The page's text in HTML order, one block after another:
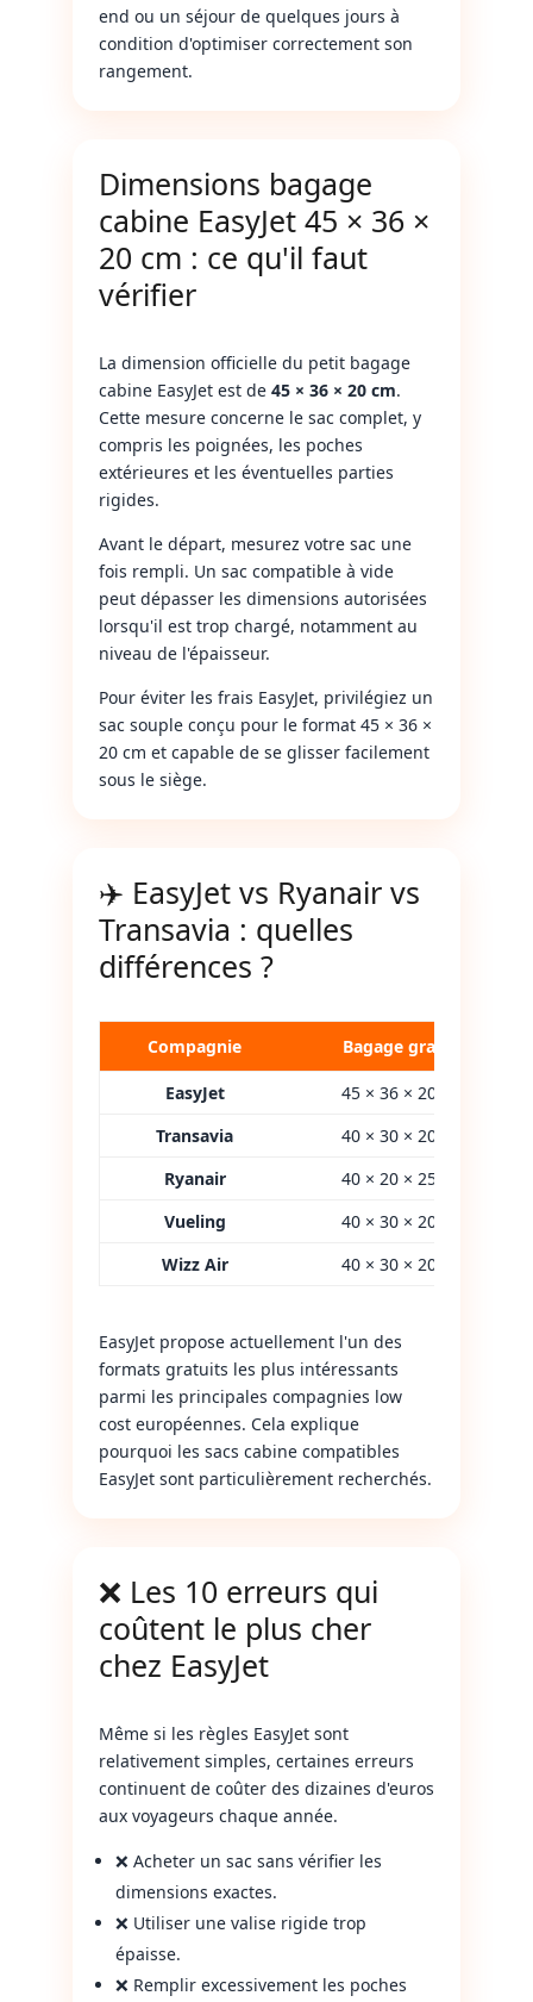
end ou un séjour de quelques jours à
condition d'optimiser correctement son
rangement.
Dimensions bagage
cabine EasyJet 45 × 36 ×
20 cm : ce qu'il faut
vérifier
La dimension officielle du petit bagage
cabine EasyJet est de 45 × 36 × 20 cm.
Cette mesure concerne le sac complet, y
compris les poignées, les poches
extérieures et les éventuelles parties
rigides.
Avant le départ, mesurez votre sac une
fois rempli. Un sac compatible à vide
peut dépasser les dimensions autorisées
lorsqu'il est trop chargé, notamment au
niveau de l'épaisseur.
Pour éviter les frais EasyJet, privilégiez un
sac souple conçu pour le format 45 × 36 ×
20 cm et capable de se glisser facilement
sous le siège.
✈️ EasyJet vs Ryanair vs
Transavia : quelles
différences ?
Compagnie Bagage gratuit
EasyJet
45 × 36 × 20 cm
Transavia
40 × 30 × 20 cm
Ryanair
40 × 20 × 25 cm
Vueling
40 × 30 × 20 cm
Wizz Air
40 × 30 × 20 cm
EasyJet propose actuellement l'un des
formats gratuits les plus intéressants
parmi les principales compagnies low
cost européennes. Cela explique
pourquoi les sacs cabine compatibles
EasyJet sont particulièrement recherchés.
❌ Les 10 erreurs qui
coûtent le plus cher
chez EasyJet
Même si les règles EasyJet sont
relativement simples, certaines erreurs
continuent de coûter des dizaines d'euros
aux voyageurs chaque année.
❌ Acheter un sac sans vérifier les
dimensions exactes.
❌ Utiliser une valise rigide trop
épaisse.
❌ Remplir excessivement les poches